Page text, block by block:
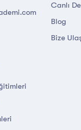
Canlı
Blog
Bize